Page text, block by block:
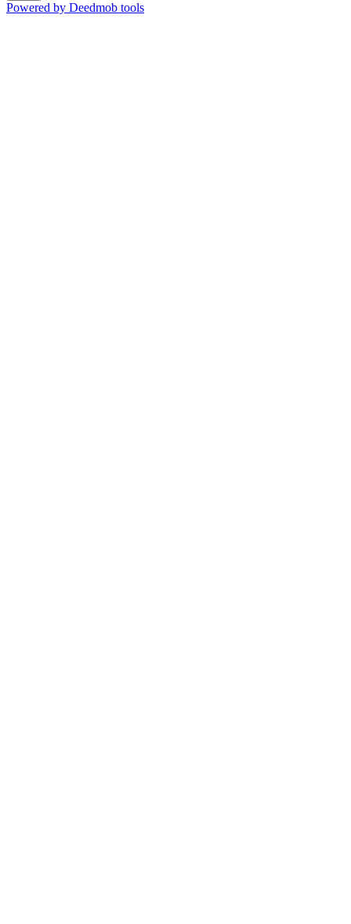
Powered by Deedmob tools